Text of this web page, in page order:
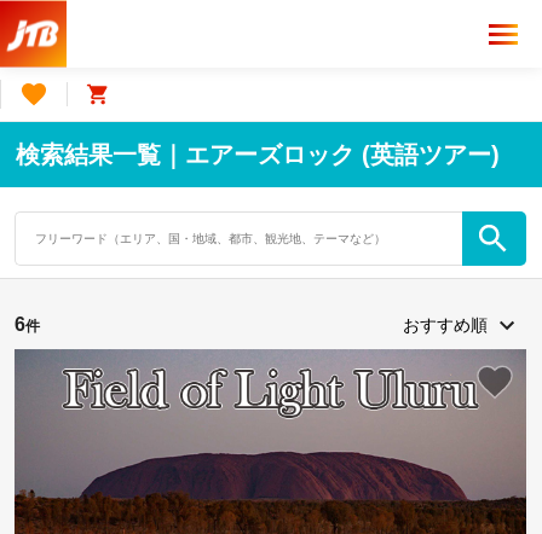
検索結果一覧｜エアーズロック (英語ツアー)
6件